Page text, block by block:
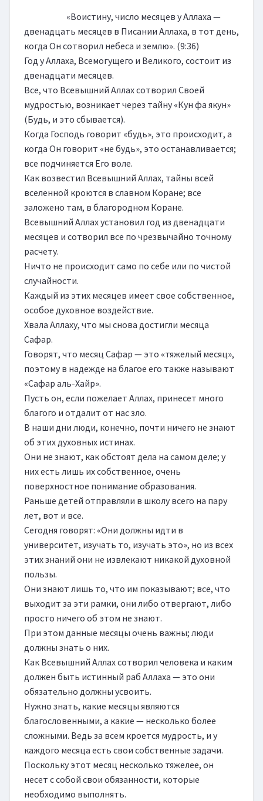
двенадцать месяцев в Писании Аллаха, в тот день,
когда Он сотворил небеса и землю». (9:36)
Год у Аллаха, Всемогущего и Великого, состоит из
двенадцати месяцев.
Все, что Всевышний Аллах сотворил Своей
мудростью, возникает через тайну «Кун фа якун»
(Будь, и это сбывается).
Когда Господь говорит «будь», это происходит, а
когда Он говорит «не будь», это останавливается;
все подчиняется Его воле.
Как возвестил Всевышний Аллах, тайны всей
вселенной кроются в славном Коране; все
заложено там, в благородном Коране.
Всевышний Аллах установил год из двенадцати
месяцев и сотворил все по чрезвычайно точному
расчету.
Ничто не происходит само по себе или по чистой
случайности.
Каждый из этих месяцев имеет свое собственное,
особое духовное воздействие.
Хвала Аллаху, что мы снова достигли месяца
Сафар.
Говорят, что месяц Сафар — это «тяжелый месяц»,
поэтому в надежде на благое его также называют
«Сафар аль-Хайр».
Пусть он, если пожелает Аллах, принесет много
благого и отдалит от нас зло.
В наши дни люди, конечно, почти ничего не знают
об этих духовных истинах.
Они не знают, как обстоят дела на самом деле; у
них есть лишь их собственное, очень
поверхностное понимание образования.
Раньше детей отправляли в школу всего на пару
лет, вот и все.
Сегодня говорят: «Они должны идти в
университет, изучать то, изучать это», но из всех
этих знаний они не извлекают никакой духовной
пользы.
Они знают лишь то, что им показывают; все, что
выходит за эти рамки, они либо отвергают, либо
просто ничего об этом не знают.
При этом данные месяцы очень важны; люди
должны знать о них.
Как Всевышний Аллах сотворил человека и каким
должен быть истинный раб Аллаха — это они
обязательно должны усвоить.
Нужно знать, какие месяцы являются
благословенными, а какие — несколько более
сложными. Ведь за всем кроется мудрость, и у
каждого месяца есть свои собственные задачи.
Поскольку этот месяц несколько тяжелее, он
несет с собой свои обязанности, которые
необходимо выполнять.